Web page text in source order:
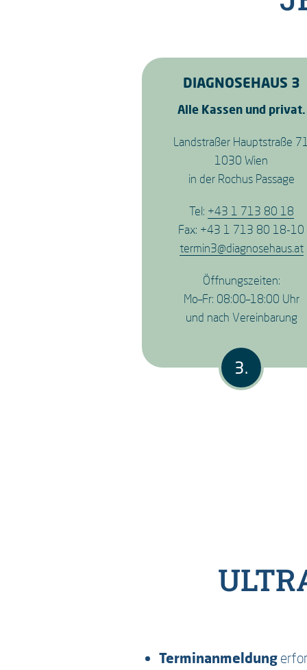
DIAGNOSEHAUS 3
Alle Kassen und privat.
Landstraßer Hauptstraße
1030 Wien
in der Rochus Passage
Tel: +43 1 713 80 18
Fax: +43 1 713 80 18-10
termin3@diagnosehaus.at
Öffnungszeiten:
Mo–Fr: 08:00–18:00 Uhr
und nach Vereinbarung
Terminanmeldung